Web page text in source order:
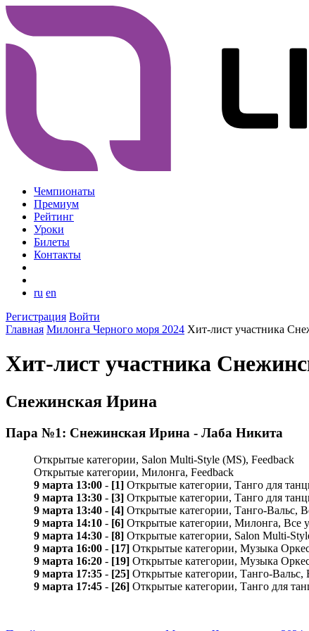
Чемпионаты
Премиум
Рейтинг
Уроки
Билеты
Контакты
ru en
Регистрация Войти
Главная Милонга Черного моря 2024 Хит-лист участника
Хит-лист участника
Снежинская Ирина
Пара №1: Снежинская Ирина - Лаба Никита
Открытые категории, Salon Multi-Style (MS), Feedback
Открытые категории, Милонга, Feedback
9 марта 13:00 - [1] Открытые категории, Танго для
9 марта 13:30 - [3] Открытые категории, Танго для
9 марта 13:40 - [4] Открытые категории, Танго-Вальс,
9 марта 14:10 - [6] Открытые категории, Милонга, Все
9 марта 14:30 - [8] Открытые категории, Salon Multi-
9 марта 16:00 - [17] Открытые категории, Музыка
9 марта 16:20 - [19] Открытые категории, Музыка
9 марта 17:35 - [25] Открытые категории, Танго-
9 марта 17:45 - [26] Открытые категории, Танго для